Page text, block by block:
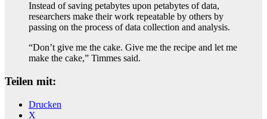
Instead of saving petabytes upon petabytes of data,
researchers make their work repeatable by others by
passing on the process of data collection and analysis.
“Don’t give me the cake. Give me the recipe and let me
make the cake,” Timmes said.
Teilen mit:
Drucken
X